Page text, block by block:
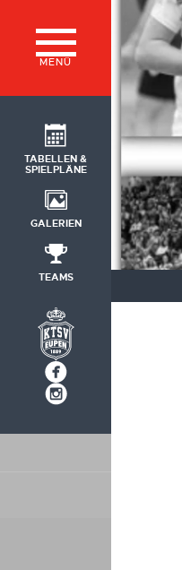
MENÜ
TABELLEN &
SPIELPLÄNE
GALERIEN
TEAMS